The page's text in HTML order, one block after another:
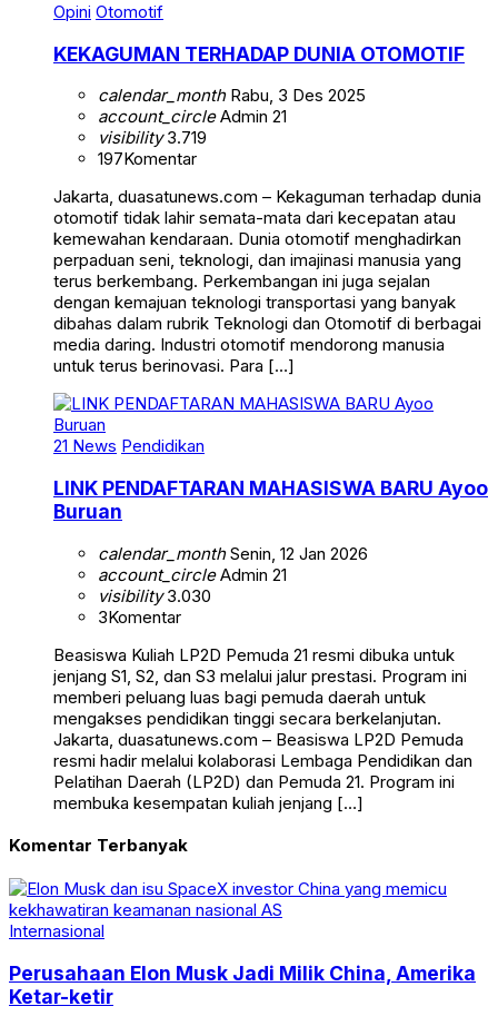
Opini Otomotif
KEKAGUMAN TERHADAP DUNIA OTOMOTIF
calendar_monthRabu, 3 Des 2025
account_circleAdmin 21
visibility3.719
197Komentar
Jakarta, duasatunews.com – Kekaguman terhadap dunia
otomotif tidak lahir semata-mata dari kecepatan atau
kemewahan kendaraan. Dunia otomotif menghadirkan
perpaduan seni, teknologi, dan imajinasi manusia yang
terus berkembang. Perkembangan ini juga sejalan
dengan kemajuan teknologi transportasi yang banyak
dibahas dalam rubrik Teknologi dan Otomotif di berbagai
media daring. Industri otomotif mendorong manusia
untuk terus berinovasi. Para […]
21 News Pendidikan
LINK PENDAFTARAN MAHASISWA BARU Ayoo
Buruan
calendar_monthSenin, 12 Jan 2026
account_circleAdmin 21
visibility3.030
3Komentar
Beasiswa Kuliah LP2D Pemuda 21 resmi dibuka untuk
jenjang S1, S2, dan S3 melalui jalur prestasi. Program ini
memberi peluang luas bagi pemuda daerah untuk
mengakses pendidikan tinggi secara berkelanjutan.
Jakarta, duasatunews.com – Beasiswa LP2D Pemuda
resmi hadir melalui kolaborasi Lembaga Pendidikan dan
Pelatihan Daerah (LP2D) dan Pemuda 21. Program ini
membuka kesempatan kuliah jenjang […]
Komentar Terbanyak
Internasional
Perusahaan Elon Musk Jadi Milik China, Amerika
Ketar-ketir